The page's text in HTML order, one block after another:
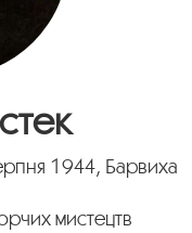
1944, Барвиха
мистецтв